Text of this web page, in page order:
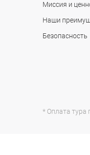
Миссия и
Наши
Безопасность
* Оплата тура